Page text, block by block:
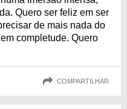
Quero ser feliz em ser
de mais nada do
completude. Quero
COMPARTILHAR